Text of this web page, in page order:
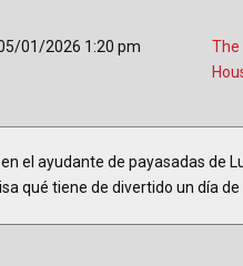
01/2026 1:20 pm
The
el ayudante de payasadas de
qué tiene de divertido un día de